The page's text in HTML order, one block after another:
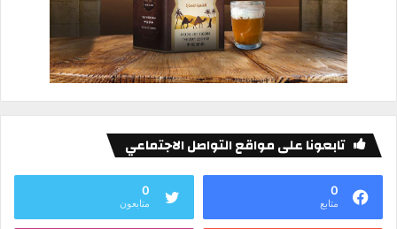
تابعونا على مواقع التواصل الاجتماعي
0
متابع
0
متابعون